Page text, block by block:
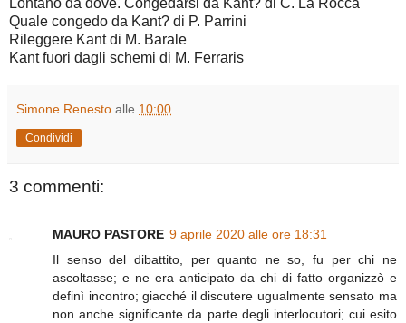
Lontano da dove. Congedarsi da Kant? di C. La Rocca
Quale congedo da Kant? di P. Parrini
Rileggere Kant di M. Barale
Kant fuori dagli schemi di M. Ferraris
Simone Renesto alle 10:00
Condividi
3 commenti:
MAURO PASTORE 9 aprile 2020 alle ore 18:31
Il senso del dibattito, per quanto ne so, fu per chi ne
ascoltasse; e ne era anticipato da chi di fatto organizzò e
definì incontro; giacché il discutere ugualmente sensato ma
non anche significante da parte degli interlocutori; cui esito